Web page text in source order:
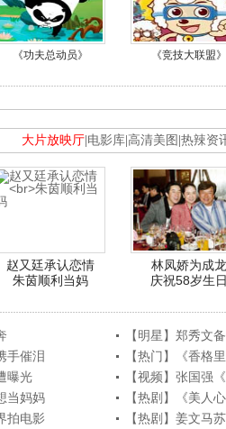
《功夫总动员》 《竞技大联盟》
大片放映厅 电影库 高清美图 热辣资
赵又廷承认恋情
朱茵顺利当妈
林凤娇为成龙
庆祝58岁生
【明星】郑秀文
手催泪
【热门】《香格
曝光
【视频】张国强
当妈妈
【热剧】《美人
拍电影
【热剧】姜文马